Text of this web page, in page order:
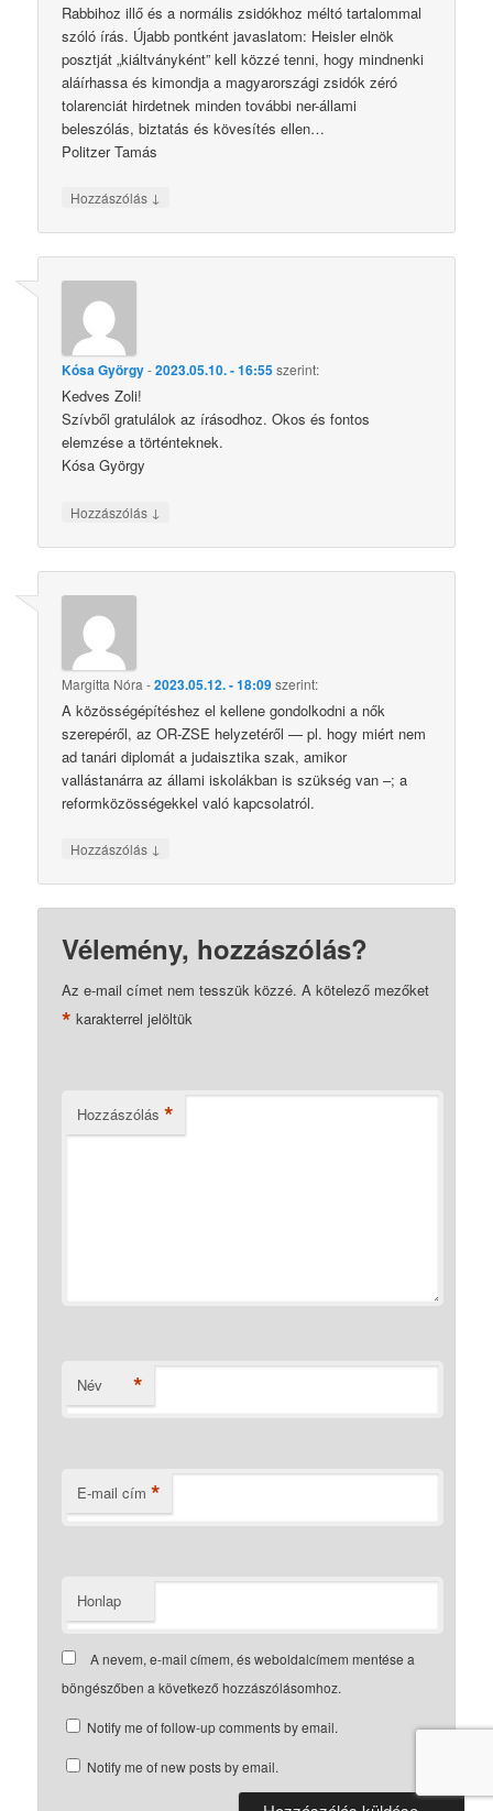
Rabbihoz illő és a normális zsidókhoz méltó tartalommal
szóló írás. Újabb pontként javaslatom: Heisler elnök
posztját „kiáltványként” kell közzé tenni, hogy mindnenki
aláírhassa és kimondja a magyarországi zsidók zéró
tolarenciát hirdetnek minden további ner-állami
beleszólás, biztatás és kövesítés ellen…
Politzer Tamás
Hozzászólás ↓
Kósa György-2023.05.10. - 16:55szerint:
Kedves Zoli!
Szívből gratulálok az írásodhoz. Okos és fontos
elemzése a történteknek.
Kósa György
Hozzászólás ↓
Margitta Nóra -2023.05.12. - 18:09szerint:
A közösségépítéshez el kellene gondolkodni a nők
szerepéről, az OR-ZSE helyzetéről — pl. hogy miért nem
ad tanári diplomát a judaisztika szak, amikor
vallástanárra az állami iskolákban is szükség van –; a
reformközösségekkel való kapcsolatról.
Hozzászólás ↓
Vélemény, hozzászólás?
Az e-mail címet nem tesszük közzé. A kötelező mezőket
* karakterrel jelöltük
Hozzászólás *
Név *
E-mail cím *
Honlap
A nevem, e-mail címem, és weboldalcímem mentése a
böngészőben a következő hozzászólásomhoz.
Notify me of follow-up comments by email.
Notify me of new posts by email.